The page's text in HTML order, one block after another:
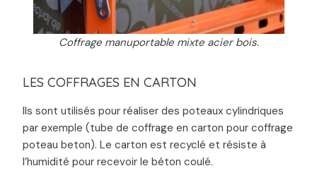
Coffrage manuportable mixte acier bois.
LES COFFRAGES EN CARTON
Ils sont utilisés pour réaliser des poteaux cylindriques
par exemple (tube de coffrage en carton pour coffrage
poteau beton). Le carton est recyclé et résiste à
l’humidité pour recevoir le béton coulé.